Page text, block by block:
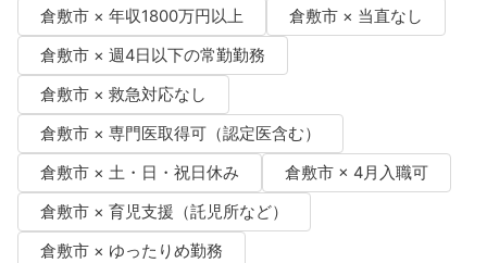
倉敷市 × 年収1800万円以上
倉敷市 × 当直なし
倉敷市 × 週4日以下の常勤勤務
倉敷市 × 救急対応なし
倉敷市 × 専門医取得可（認定医含む）
倉敷市 × 土・日・祝日休み
倉敷市 × 4月入職可
倉敷市 × 育児支援（託児所など）
倉敷市 × ゆったりめ勤務